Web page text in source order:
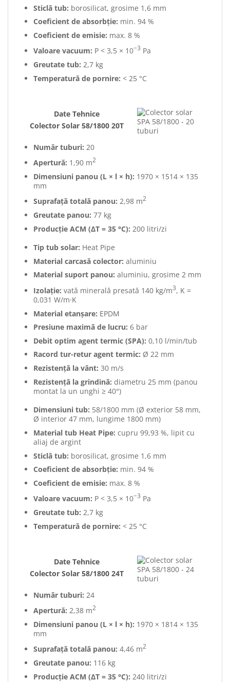
Sticlă tub: borosilicat, grosime 1,6 mm
Coeficient de absorbție: min. 94 %
Coeficient de emisie: max. 8 %
Valoare vacuum: P < 3,5 × 10−3 Pa
Greutate tub: 2,7 kg
Temperatură de pornire: < 25 °C
Date Tehnice
Colector Solar 58/1800 20T
Număr tuburi: 20
Apertură: 1,90 m2
Dimensiuni panou (L × l × h): 1970 × 1514 × 135
mm
Suprafață totală panou: 2,98 m2
Greutate panou: 77 kg
Producție ACM (ΔT = 35 °C): 200 litri/zi
Tip tub solar: Heat Pipe
Material carcasă colector: aluminiu
Material suport panou: aluminiu, grosime 2 mm
Izolație: vată minerală presată 140 kg/m3, K =
0,031 W/m·K
Material etanșare: EPDM
Presiune maximă de lucru: 6 bar
Debit optim agent termic (SPA): 0,10 l/min/tub
Racord tur-retur agent termic: Ø 22 mm
Rezistență la vânt: 30 m/s
Rezistență la grindină: diametru 25 mm (panou
montat la un unghi ≥ 40°)
Dimensiuni tub: 58/1800 mm (Ø exterior 58 mm,
Ø interior 47 mm, lungime 1800 mm)
Material tub Heat Pipe: cupru 99,93 %, lipit cu
aliaj de argint
Sticlă tub: borosilicat, grosime 1,6 mm
Coeficient de absorbție: min. 94 %
Coeficient de emisie: max. 8 %
Valoare vacuum: P < 3,5 × 10−3 Pa
Greutate tub: 2,7 kg
Temperatură de pornire: < 25 °C
Date Tehnice
Colector Solar 58/1800 24T
Număr tuburi: 24
Apertură: 2,38 m2
Dimensiuni panou (L × l × h): 1970 × 1814 × 135
mm
Suprafață totală panou: 4,46 m2
Greutate panou: 116 kg
Producție ACM (ΔT = 35 °C): 240 litri/zi